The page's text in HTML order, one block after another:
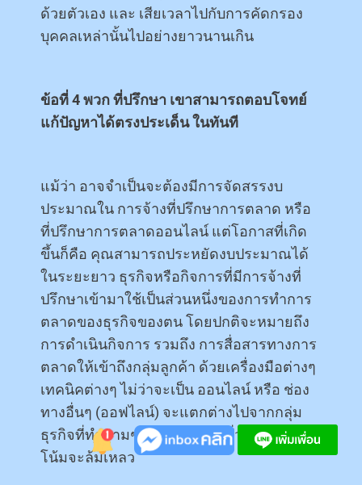
ด้วยตัวเอง และ เสียเวลาไปกับการคัดกรอง
บุคคลเหล่านั้นไปอย่างยาวนานเกิน
ข้อที่ 4 พวก ที่ปรึกษา เขาสามารถตอบโจทย์
แก้ปัญหาได้ตรงประเด็น ในทันที
แม้ว่า อาจจำเป็นจะต้องมีการจัดสรรงบ
ประมาณใน การจ้างที่ปรึกษาการตลาด หรือ
ที่ปรึกษาการตลาดออนไลน์ แต่โอกาสที่เกิด
ขึ้นก็คือ คุณสามารถประหยัดงบประมาณได้
ในระยะยาว ธุรกิจหรือกิจการที่มีการจ้างที่
ปรึกษาเข้ามาใช้เป็นส่วนหนึ่งของการทำการ
ตลาดของธุรกิจของตน โดยปกติจะหมายถึง
การดำเนินกิจการ รวมถึง การสื่อสารทางการ
ตลาดให้เข้าถึงกลุ่มลูกค้า ด้วยเครื่องมือต่างๆ
เทคนิคต่างๆ ไม่ว่าจะเป็น ออนไลน์ หรือ ช่อง
ทางอื่นๆ (ออฟไลน์) จะแตกต่างไปจากกลุ่ม
ธุรกิจที่ทำตามๆกัน หรือ ธุรกิจทั่วไป ที่มีแนว
โน้มจะล้มเหลว